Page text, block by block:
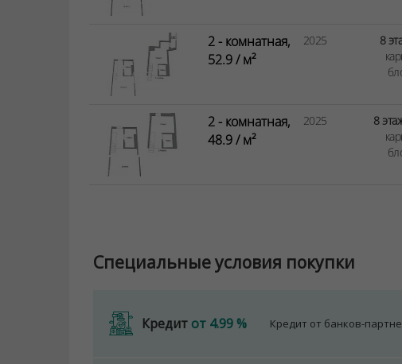
2 - комнатная,
52.9 / м²
2025 8
2 - комнатная,
48.9 / м²
2025 8
Специальные условия покупки
Кредит от 4.99 % Кредит от банков-